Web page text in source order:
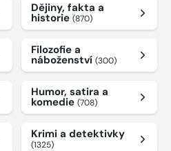
Dějiny, fakta a
historie (870)
Filozofie a
náboženství (300)
Humor, satira a
komedie (708)
Krimi a detektivky
(1325)